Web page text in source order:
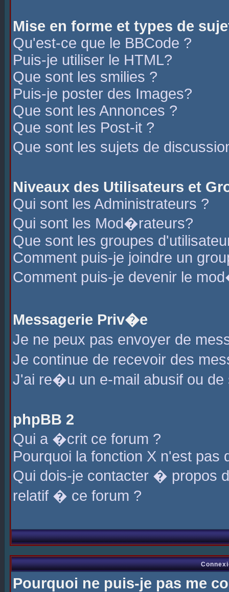
Mise en forme et types de
Qu'est-ce que le BBCode ?
Puis-je utiliser le HTML?
Que sont les smilies ?
Puis-je poster des Images?
Que sont les Annonces ?
Que sont les Post-it ?
Que sont les sujets de
Niveaux des Utilisateurs et
Qui sont les Administrateurs ?
Qui sont les Mod�rateurs?
Que sont les groupes
Comment puis-je joindre un
Comment puis-je devenir le
Messagerie Priv�e
Je ne peux pas envoyer de
Je continue de recevoir des
J'ai re�u un e-mail abusif ou de
phpBB 2
Qui a �crit ce forum ?
Pourquoi la fonction X n'est pas
Qui dois-je contacter � propos
relatif � ce forum ?
Pourquoi ne puis-je pas me